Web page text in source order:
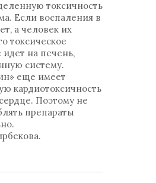
токсичность
Если воспаления в
а человек их
токсическое
идет на печень,
систему.
еще имеет
кардиотоксичность
Поэтому не
препараты